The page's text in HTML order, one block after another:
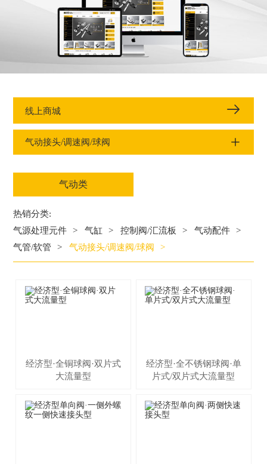
线上商城
气动接头/调速阀/球阀
气动类
热销分类:
气源处理元件
> 气缸 > 控制阀/汇流板 > 气动配件
>
气管/软管
> 气动接头/调速阀/球阀 >
经济型·全铜球阀·双片式
大流量型
经济型·全不锈钢球阀·单
片式/双片式大流量型